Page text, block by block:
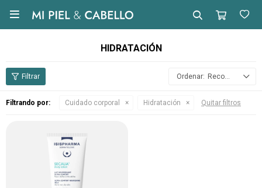

HIDRATACIÓN
Recomendados
Filtrando por: Cuidado corporal Hidratación Quitar filtros